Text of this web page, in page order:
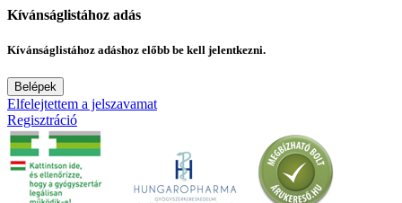
Kívánságlistához adás
Kívánságlistához adáshoz előbb be kell jelentkezni.
Belépek
Elfelejtettem a jelszavamat
Regisztráció